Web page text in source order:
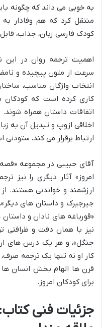
به خوبی می داند که چگونه
منتقل کرد که هم وفادار
کودک فارسی زبان، جذاب، قابل
اهمیت ترجمه روان در این
سرعت از متون پیچیده و
انتخاب واژگان مناسب،
کاری کرده است که
اتفاقات داستان همراه
اخلاقی ازوپ و تبدیل آن به
ارتباط برقرار می کند،
آقای حبیبی در مجموعه
امروز» آثار دیگری را نیز
ارزشمند و خواندنی هستند.
جیرجیرک و داستان های
«قورباغه های نادان و
نیز با همان دقت و ظرافتی
جنگل»، و هر یک درس های
کار او نه تنها یک ترجمه
قرن ها الهام بخش انسان ها
برای کودکان امروز.
جزئیات فنی